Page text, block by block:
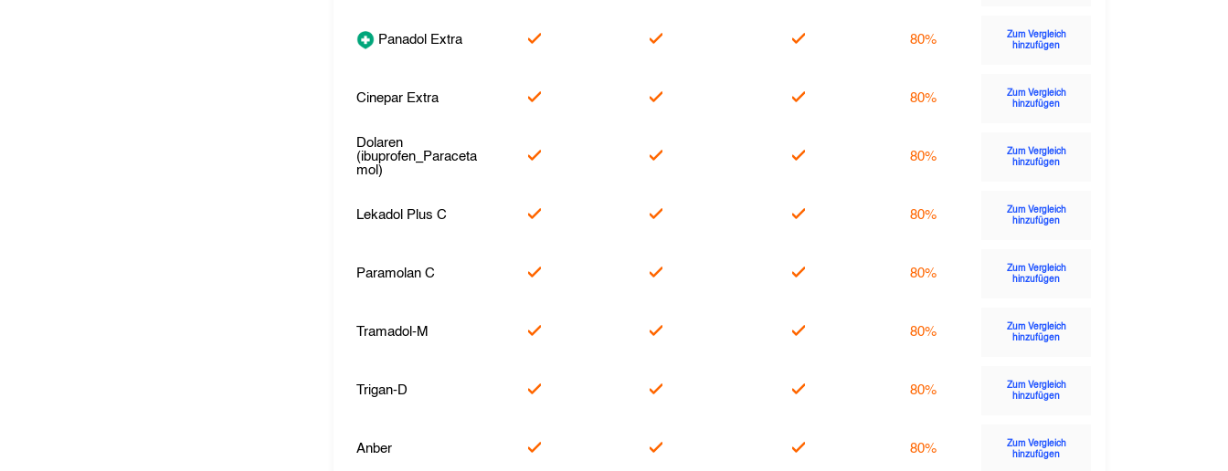
Panadol Extra 80%
Zum Vergleich
hinzufügen
Cinepar Extra 80%
Zum Vergleich
hinzufügen
Dolaren
(ibuprofen_Paraceta
mol)
80%
Zum Vergleich
hinzufügen
Lekadol Plus C 80%
Zum Vergleich
hinzufügen
Paramolan C 80%
Zum Vergleich
hinzufügen
Tramadol-M 80%
Zum Vergleich
hinzufügen
Trigan-D 80%
Zum Vergleich
hinzufügen
Anber 80%
Zum Vergleich
hinzufügen